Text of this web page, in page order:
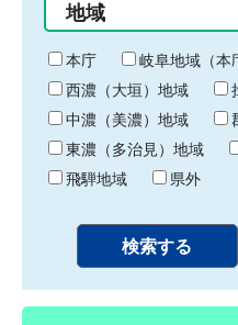
り
終
わ
り
地域
本庁
岐阜地域（本
西濃（大垣）地域
中濃（美濃）地域
東濃（多治見）地域
飛騨地域
県外